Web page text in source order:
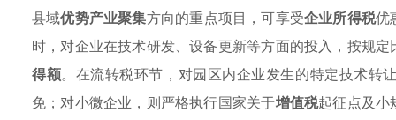
县域优势产业聚集方向的重点项目，可享受企业所得税优
时，对企业在技术研发、设备更新等方面的投入，按规定
得额。在流转税环节，对园区内企业发生的特定技术转
免；对小微企业，则严格执行国家关于增值税起征点及小